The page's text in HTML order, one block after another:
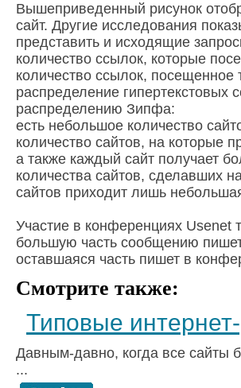
Вышеприведенный рисунок
сайт. Другие исследования
представить и исходящие
количество ссылок, которые
количество ссылок, посещенное
распределение гипертекстовых
распределению Зипфа:
есть небольшое количество
количество сайтов, на которые
а также каждый сайт получает
количества сайтов, сделавших
сайтов приходит лишь
Участие в конференциях
большую часть сообщению
оставшаяся часть пишет в
Смотрите также:
Типовые
Давным-давно, когда все сайты
...